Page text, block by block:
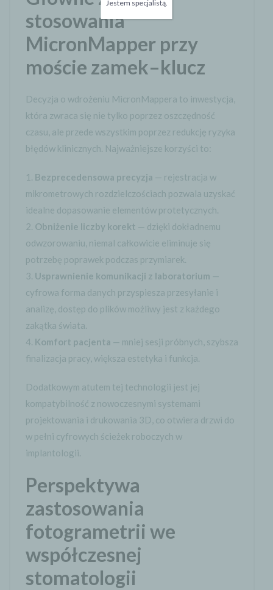
stosowania
MicronMapper przy
moście zamek–klucz
Decyzja o wdrożeniu MicronMappera to inwestycja,
która zwraca się nie tylko poprzez oszczędność
czasu, ale przede wszystkim poprzez redukcję ryzyka
błędów klinicznych. Najważniejsze korzyści to:
Bezprecedensowa precyzja — rejestracja w
mikrometrowych rozdzielczościach pozwala uzyskać
idealne dopasowanie elementów protetycznych.
Obniżenie liczby korekt — dzięki dokładnemu
odwzorowaniu, niemal całkowicie eliminuje się
potrzebę poprawek podczas przymiarek.
Usprawnienie komunikacji z laboratorium —
cyfrowa forma danych przyspiesza przesyłanie i
analizę, dostęp do plików możliwy jest z każdego
zakątka świata.
Komfort pacjenta — mniej sesji próbnych, szybsza
finalizacja pracy, większa estetyka i funkcja.
Dodatkowym atutem tej technologii jest jej
kompatybilność z nowoczesnymi systemami
projektowania i drukowania 3D, co otwiera drzwi do
w pełni cyfrowych ścieżek roboczych w
implantologii.
Perspektywa
zastosowania
fotogrametrii we
współczesnej
stomatologii
Jestem specjalistą.